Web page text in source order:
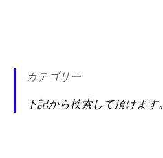
カテゴリー
下記から検索して頂けます。